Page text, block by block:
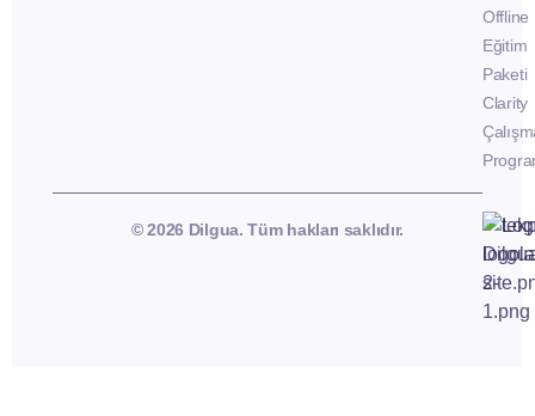
Offline
Eğitim
Paketi
Clarity
© 2026 Dilgua. Tüm hakları saklıdır.